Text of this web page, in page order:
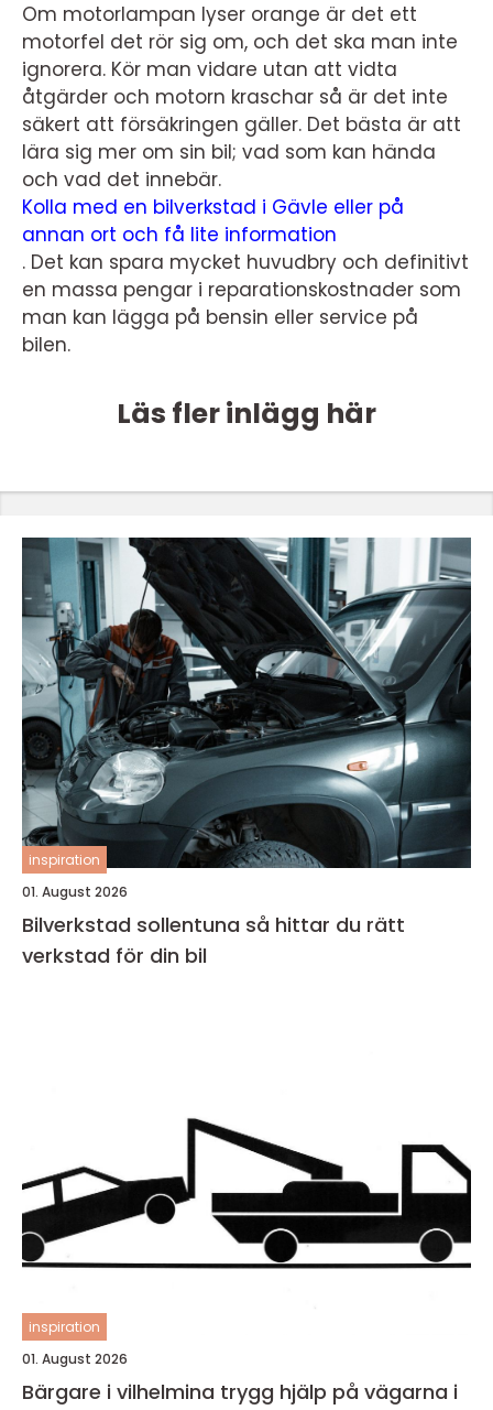
Om motorlampan lyser orange är det ett
motorfel det rör sig om, och det ska man inte
ignorera. Kör man vidare utan att vidta
åtgärder och motorn kraschar så är det inte
säkert att försäkringen gäller. Det bästa är att
lära sig mer om sin bil; vad som kan hända
och vad det innebär.
Kolla med en bilverkstad i Gävle eller på
annan ort och få lite information
. Det kan spara mycket huvudbry och definitivt
en massa pengar i reparationskostnader som
man kan lägga på bensin eller service på
bilen.
Läs fler inlägg här
inspiration
01. August 2026
Bilverkstad sollentuna så hittar du rätt
verkstad för din bil
inspiration
01. August 2026
Bärgare i vilhelmina trygg hjälp på vägarna i